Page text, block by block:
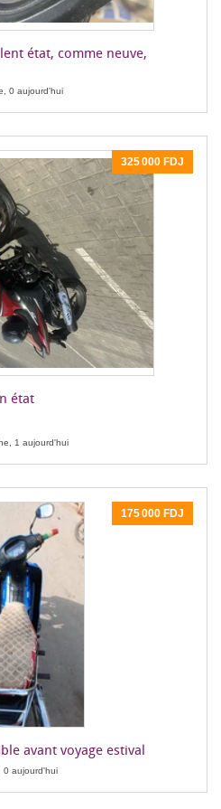
état, comme neuve,
0 aujourd'hui
325 000 FDJ
état
1 aujourd'hui
175 000 FDJ
avant voyage estival
0 aujourd'hui